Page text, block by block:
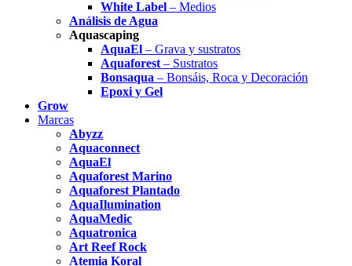
White Label – Medios
Análisis de Agua
Aquascaping
AquaEl – Grava y sustratos
Aquaforest – Sustratos
Bonsaqua – Bonsáis, Roca y Decoración
Epoxi y Gel
Grow
Marcas
Abyzz
Aquaconnect
AquaEl
Aquaforest Marino
Aquaforest Plantado
AquaIlumination
AquaMedic
Aquatronica
Art Reef Rock
Atemia Koral